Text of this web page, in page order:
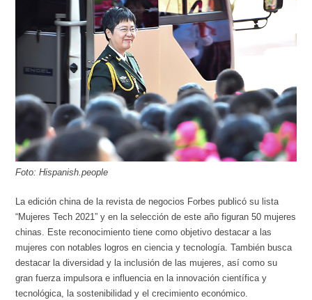
Foto: Hispanish.people
La edición china de la revista de negocios Forbes publicó su lista
“Mujeres Tech 2021” y en la selección de este año figuran 50 mujeres
chinas. Este reconocimiento tiene como objetivo destacar a las
mujeres con notables logros en ciencia y tecnología. También busca
destacar la diversidad y la inclusión de las mujeres, así como su
gran fuerza impulsora e influencia en la innovación científica y
tecnológica, la sostenibilidad y el crecimiento económico.